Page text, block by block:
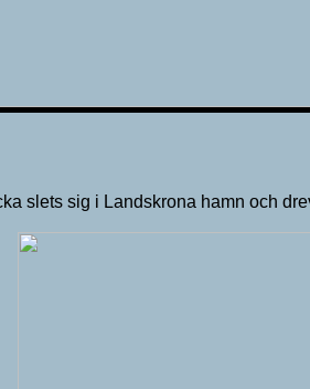
slets sig i Landskrona hamn och